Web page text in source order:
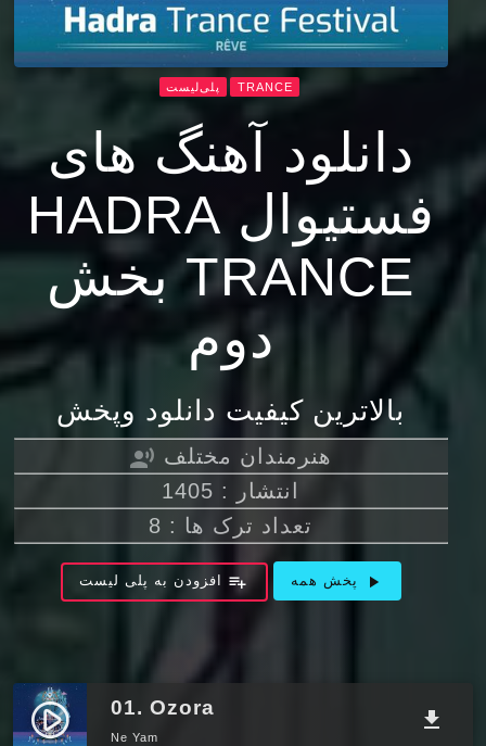
TRANCE پلی‌لیست
دانلود آهنگ های
فستیوال HADRA
TRANCE بخش
دوم
بالاترین کیفیت دانلود وپخش
record_voice_over هنرمندان مختلف
انتشار : 1405
تعداد ترک ها : 8
play_arrow پخش همه playlist_add افزودن به پلی لیست
play_circle_filled 01. Ozora
Ne Yam
file_download